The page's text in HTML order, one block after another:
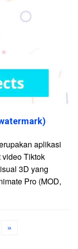
aplikasi
video Tiktok
3D yang
Pro (MOD,